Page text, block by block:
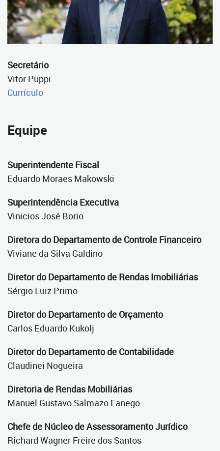
Secretário
Vitor Puppi
Currículo
Equipe
Superintendente Fiscal
Eduardo Moraes Makowski
Superintendência Executiva
Vinicios José Borio
Diretora do Departamento de Controle Financeiro
Viviane da Silva Galdino
Diretor do Departamento de Rendas Imobiliárias
Sérgio Luiz Primo
Diretor do Departamento de Orçamento
Carlos Eduardo Kukolj
Diretor do Departamento de Contabilidade
Claudinei Nogueira
Diretoria de Rendas Mobiliárias
Manuel Gustavo Salmazo Fanego
Chefe de Núcleo de Assessoramento Jurídico
Richard Wagner Freire dos Santos